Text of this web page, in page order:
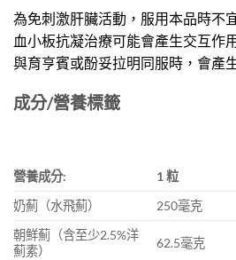
為免刺激肝臟活動，服用本品時不
血小板抗凝治療可能會產生交互作
與育亨賓或酚妥拉明同服時，會產
成分/營養標籤
營養成分: 1粒
奶薊（水飛薊）
250毫克
朝鮮薊（含至少2.5%洋
薊素）
62.5毫克